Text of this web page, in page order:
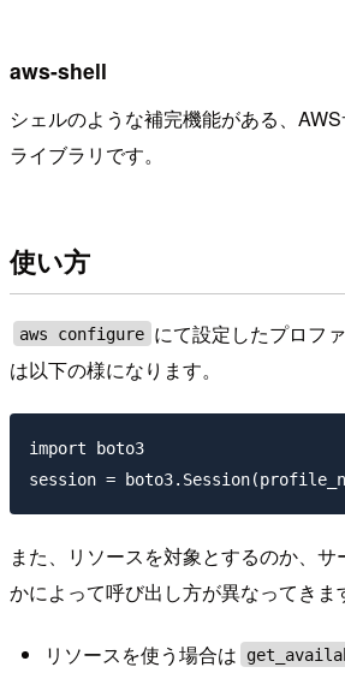
aws-shell
シェルのような補完機能がある、
ライブラリです。
使い方
aws configure にて設定したプロフ
は以下の様になります。
import boto3
また、リソースを対象とするのか、
かによって呼び出し方が異なってきま
リソースを使う場合は